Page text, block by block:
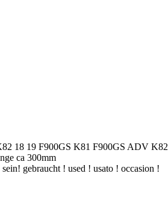
18 19 F900GS K81 F900GS ADV K82
ca 300mm
gebraucht ! used ! usato ! occasion !